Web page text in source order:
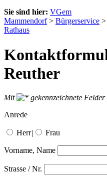
Sie sind hier: VGem
Mammendorf> Bürgerservice >
Rathaus
Reuther
Mit
gekennzeichnete
Anrede
Herr| Frau
Vorname, Name
Strasse / Nr.